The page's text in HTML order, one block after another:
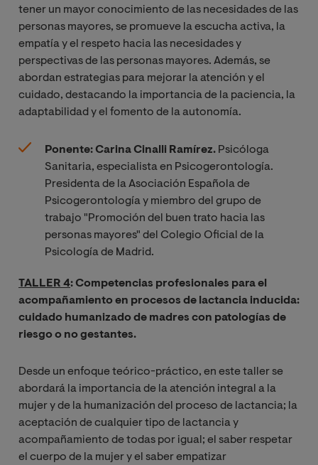
tener un mayor conocimiento de las necesidades de las
personas mayores, se promueve la escucha activa, la
empatía y el respeto hacia las necesidades y
perspectivas de las personas mayores. Además, se
abordan estrategias para mejorar la atención y el
cuidado, destacando la importancia de la paciencia, la
adaptabilidad y el fomento de la autonomía.
Ponente: Carina Cinalli Ramírez. Psicóloga
Sanitaria, especialista en Psicogerontología.
Presidenta de la Asociación Española de
Psicogerontología y miembro del grupo de
trabajo "Promoción del buen trato hacia las
personas mayores" del Colegio Oficial de la
Psicología de Madrid.
TALLER 4: Competencias profesionales para el
acompañamiento en procesos de lactancia inducida:
cuidado humanizado de madres con patologías de
riesgo o no gestantes.
Desde un enfoque teórico-práctico, en este taller se
abordará la importancia de la atención integral a la
mujer y de la humanización del proceso de lactancia; la
aceptación de cualquier tipo de lactancia y
acompañamiento de todas por igual; el saber respetar
el cuerpo de la mujer y el saber empatizar